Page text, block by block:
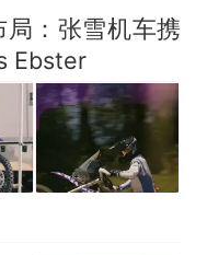
” 网友：真·裸眼
子，美国怕什
局：张雪机车携
Ebster